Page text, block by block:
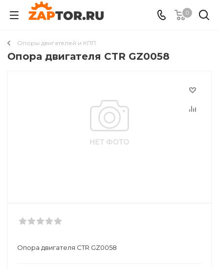
0
Опоры двигателей и КПП
Опора двигателя CTR GZ0058
Опора двигателя CTR GZ0058